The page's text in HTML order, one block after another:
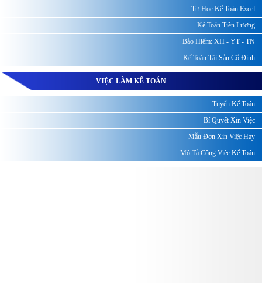
Tự Học Kế Toán Excel
Kế Toán Tiền Lương
Bảo Hiểm: XH - YT - TN
Kế Toán Tài Sản Cố Định
VIỆC LÀM KẾ TOÁN
Tuyển Kế Toán
Bí Quyết Xin Việc
Mẫu Đơn Xin Việc Hay
Mô Tả Công Việc Kế Toán